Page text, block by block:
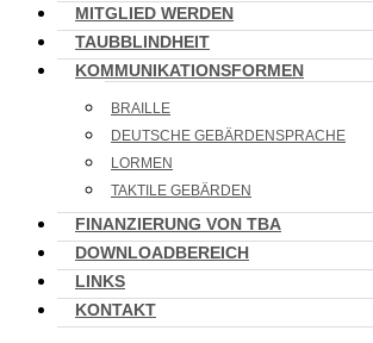
MITGLIED WERDEN
TAUBBLINDHEIT
KOMMUNIKATIONSFORMEN
BRAILLE
DEUTSCHE GEBÄRDENSPRACHE
LORMEN
TAKTILE GEBÄRDEN
FINANZIERUNG VON TBA
DOWNLOADBEREICH
LINKS
KONTAKT